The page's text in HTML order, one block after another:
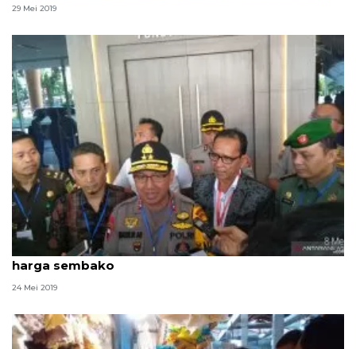
29 Mei 2019
Kapolda Jambi dampingi Komisi XI DPR sidak
harga sembako
24 Mei 2019